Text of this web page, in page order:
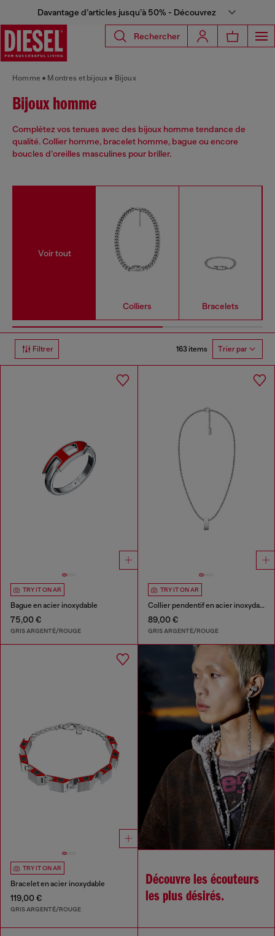
Davantage d’articles jusqu’à 50% - Découvrez
Rechercher
Homme Montres et bijoux Bijoux
Bijoux homme
Complétez vos tenues avec des bijoux homme tendance de
qualité. Collier homme, bracelet homme, bague ou encore
boucles d’oreilles masculines pour briller.
Voir tout
Colliers Bracelets
Filtrer 163 items Trier par
TRY IT ON AR
Bague en acier inoxydable
75,00 €
GRIS ARGENTÉ/ROUGE
TRY IT ON AR
Collier pendentif en acier inoxydable
89,00 €
GRIS ARGENTÉ/ROUGE
TRY IT ON AR
Bracelet en acier inoxydable
119,00 €
GRIS ARGENTÉ/ROUGE
Découvre les écouteurs
les plus désirés.